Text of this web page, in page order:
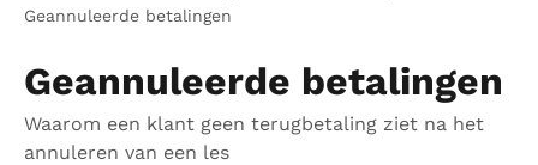
Geannuleerde betalingen
Geannuleerde betalingen
Waarom een klant geen terugbetaling ziet na het
annuleren van een les